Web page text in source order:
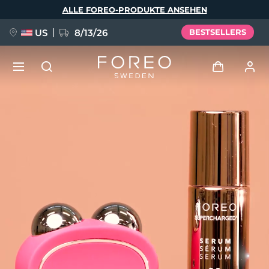
ALLE FOREO-PRODUKTE ANSEHEN
US 8/13/26 BESTSELLERS
Anmelden
Benutzerkonto
Meine Geräte
Meine Bestellungen
Meine Adressen
Meine Abonnements
issa™ Teeth Whitening Set
Español
Português
Polski
Svenska
Русский
Türkçe
简体中文 繁體中文